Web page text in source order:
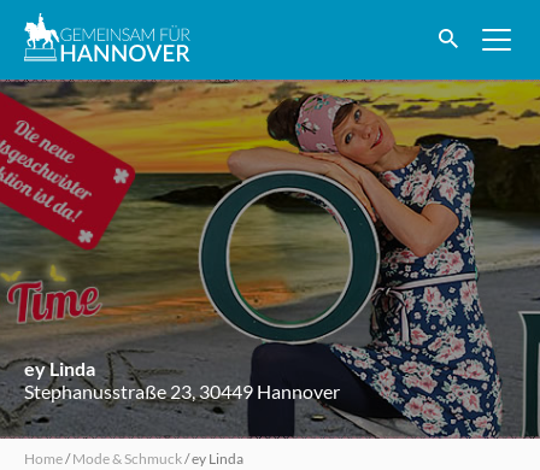
ey Linda
Stephanusstraße 23, 30449 Hannover
Home/Mode & Schmuck/ey Linda